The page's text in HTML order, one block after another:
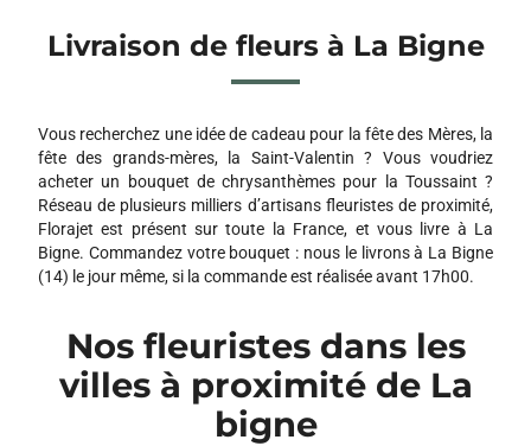
Livraison de fleurs à La Bigne
Vous recherchez une idée de cadeau pour la fête des Mères, la
fête des grands-mères, la Saint-Valentin ? Vous voudriez
acheter un bouquet de chrysanthèmes pour la Toussaint ?
Réseau de plusieurs milliers d’artisans fleuristes de proximité,
Florajet est présent sur toute la France, et vous livre à La
Bigne. Commandez votre bouquet : nous le livrons à La Bigne
(14) le jour même, si la commande est réalisée avant 17h00.
Nos fleuristes dans les
villes à proximité de La
bigne